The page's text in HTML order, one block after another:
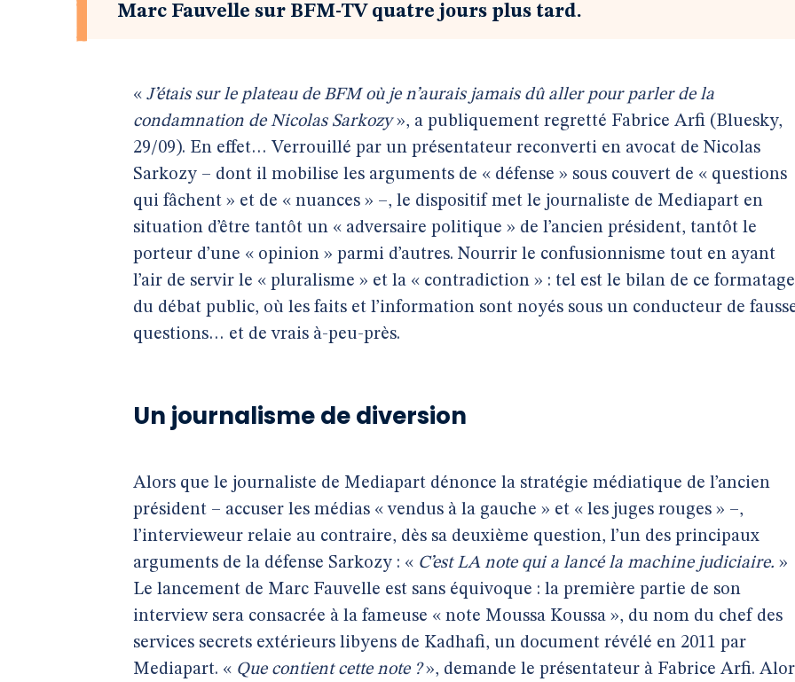
Marc Fauvelle sur BFM-TV quatre jours plus tard.
« J’étais sur le plateau de BFM où je n’aurais jamais dû aller pour parler de la
condamnation de Nicolas Sarkozy», a publiquement regretté Fabrice Arfi (Bluesky,
29/09). En effet… Verrouillé par un présentateur reconverti en avocat de Nicolas
Sarkozy – dont il mobilise les arguments de « défense » sous couvert de « questions
qui fâchent » et de « nuances » –, le dispositif met le journaliste de Mediapart en
situation d’être tantôt un « adversaire politique » de l’ancien président, tantôt le
porteur d’une « opinion » parmi d’autres. Nourrir le confusionnisme tout en ayant
l’air de servir le « pluralisme » et la « contradiction » : tel est le bilan de ce formatage
du débat public, où les faits et l’information sont noyés sous un conducteur de
questions… et de vrais à-peu-près.
Un journalisme de diversion
Alors que le journaliste de Mediapart dénonce la stratégie médiatique de l’ancien
président – accuser les médias « vendus à la gauche » et « les juges rouges » –,
l’intervieweur relaie au contraire, dès sa deuxième question, l’un des principaux
arguments de la défense Sarkozy : « C’est LA note qui a lancé la machine judiciaire. »
Le lancement de Marc Fauvelle est sans équivoque : la première partie de son
interview sera consacrée à la fameuse « note Moussa Koussa », du nom du chef des
services secrets extérieurs libyens de Kadhafi, un document révélé en 2011 par
Mediapart. « Que contient cette note ?», demande le présentateur à Fabrice Arfi.